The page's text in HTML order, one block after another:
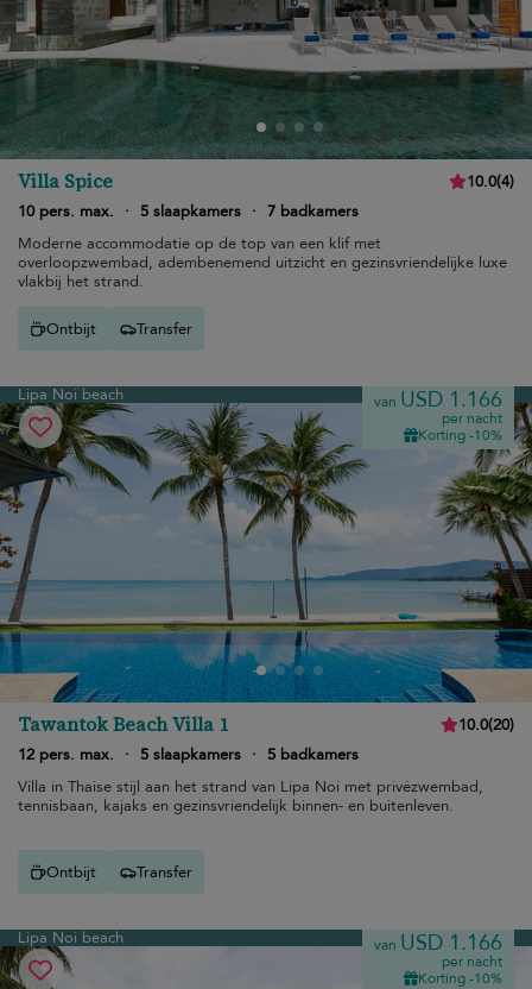
Villa Spice 10.0(4)
10 pers. max.
· 5 slaapkamers · 7 badkamers
Moderne accommodatie op de top van een klif met
overloopzwembad, adembenemend uitzicht en gezinsvriendelijke luxe
vlakbij het strand.
Ontbijt Transfer
Lipa Noi beach van USD 1.166
per nacht
Korting -10%
Tawantok Beach Villa 1 10.0(20)
12 pers. max.
· 5 slaapkamers ·
5 badkamers
Villa in Thaise stijl aan het strand van Lipa Noi met privézwembad,
tennisbaan, kajaks en gezinsvriendelijk binnen- en buitenleven.
Ontbijt Transfer
Lipa Noi beach van USD 1.166
per nacht
Korting -10%